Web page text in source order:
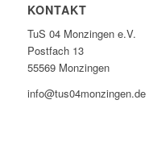
KONTAKT
TuS 04 Monzingen e.V.
Postfach 13
55569 Monzingen
info@tus04monzingen.de